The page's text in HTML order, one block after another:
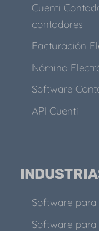
Cuenti
contadores
Facturación
Nómina
Software
API Cuenti
Software para
Software